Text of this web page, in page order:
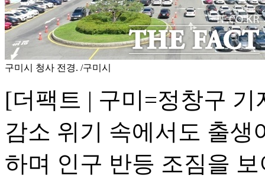
구미시 청사 전경. /구미시
[더팩트 | 구미=정창구
감소 위기 속에서도 출생
하며 인구 반등 조짐을